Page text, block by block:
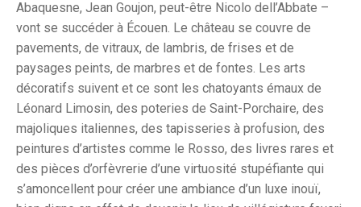
Abaquesne, Jean Goujon, peut-être Nicolo dell’Abbate –
vont se succéder à Écouen. Le château se couvre de
pavements, de vitraux, de lambris, de frises et de
paysages peints, de marbres et de fontes. Les arts
décoratifs suivent et ce sont les chatoyants émaux de
Léonard Limosin, des poteries de Saint-Porchaire, des
majoliques italiennes, des tapisseries à profusion, des
peintures d’artistes comme le Rosso, des livres rares et
des pièces d’orfèvrerie d’une virtuosité stupéfiante qui
s’amoncellent pour créer une ambiance d’un luxe inouï,